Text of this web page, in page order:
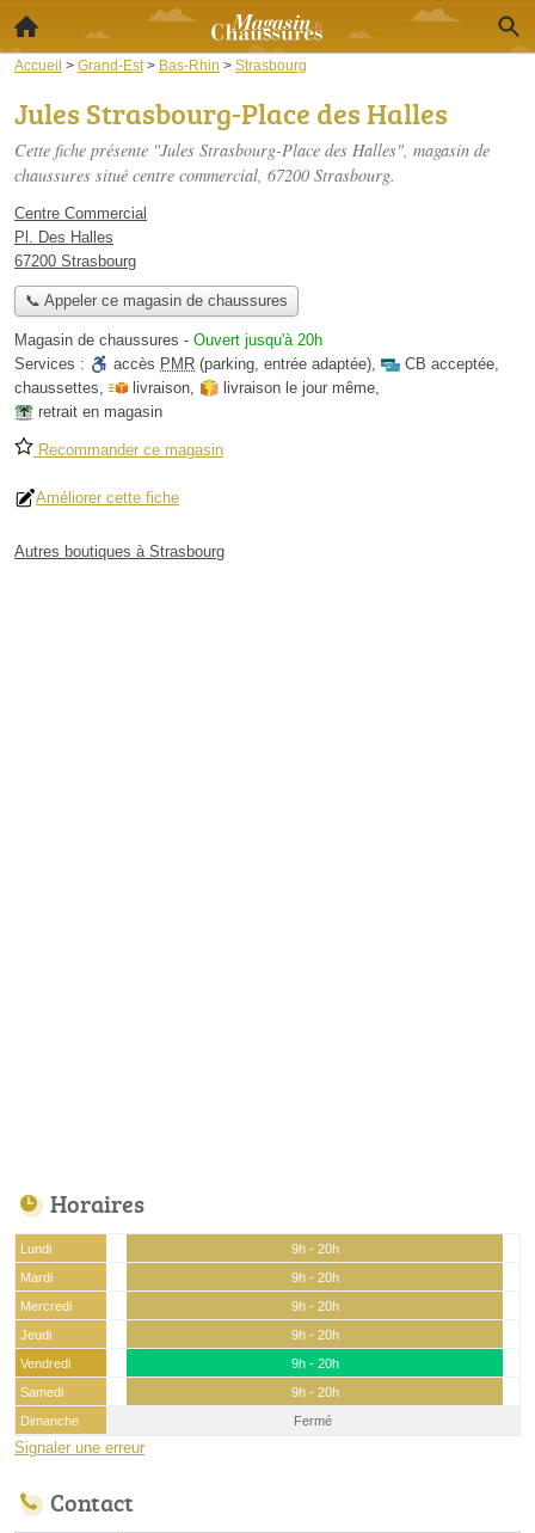
Accueil > Grand-Est > Bas-Rhin > Strasbourg
Jules Strasbourg-Place des Halles
Cette fiche présente "Jules Strasbourg-Place des Halles", magasin de
chaussures situé centre commercial, 67200 Strasbourg.
Centre Commercial
Pl. Des Halles
67200 Strasbourg
📞 Appeler ce magasin de chaussures
Magasin de chaussures - Ouvert jusqu'à 20h
Services :
accès PMR (parking, entrée adaptée), CB acceptée,
chaussettes, livraison, livraison le jour même,
retrait en magasin
Recommander ce magasin
Améliorer cette fiche
Autres boutiques à Strasbourg
Horaires
Lundi
9h - 20h
Mardi
9h - 20h
Mercredi
9h - 20h
Jeudi
9h - 20h
Vendredi
9h - 20h
Samedi
9h - 20h
Dimanche
Fermé
Signaler une erreur
Contact